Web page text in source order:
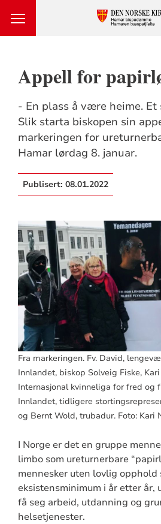
Appell for
- En plass å være heime.
Slik starta biskopen sin
markeringen for
Hamar lørdag 8. januar.
Publisert: 08.01.2022
Fra markeringen. Fv. David,
Innlandet, biskop Solveig Fiske,
Internasjonal kvinneliga for fred og
Innlandet, tidligere
og Bernt Wold, trubadur. Foto: Kari
I Norge er det en gruppe
limbo som ureturnerbare
mennesker uten lovlig opphold
eksistensminimum i år etter år,
få seg arbeid, utdanning og
helsetjenester.